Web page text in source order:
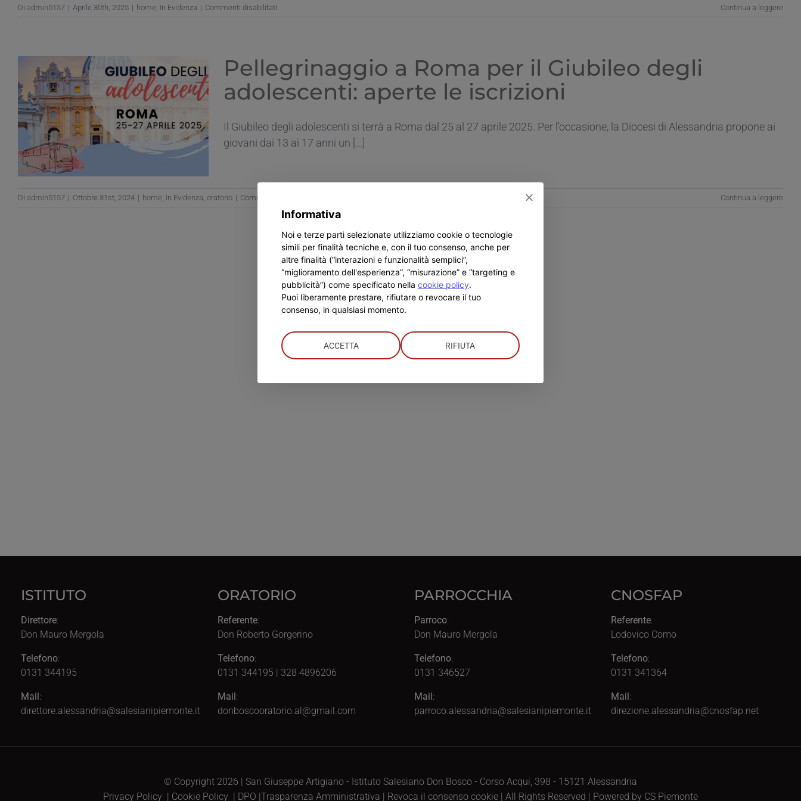
Di admin5157 | Aprile 30th, 2025 | home, In Evidenza | Commenti disabilitati
Roma:
commento
dei
Continua a leggere
Pellegrinaggio a Roma per il Giubileo degli
adolescenti: aperte le iscrizioni
Il Giubileo degli adolescenti si terrà a Roma dal 25 al 27 aprile 2025. Per l'occasione, la Diocesi di Alessandria propone ai
giovani dai 13 ai 17 anni un [...]
Di admin5157 | Ottobre 31st, 2024 | home, In Evidenza, oratorio | Commenti disabilitati
Pellegrinaggio
a
Roma
per
il
Giubileo
degli
adolescenti:
aperte
le
Continua a leggere
ISTITUTO
Direttore:
Don Mauro Mergola
Telefono:
0131 344195
Mail :
direttore.alessandria@salesianipiemonte.it
ORATORIO
Referente:
Don Roberto Gorgerino
Telefono:
0131 344195 | 328 4896206
Mail :
donboscooratorio.al@gmail.com
PARROCCHIA
Parroco:
Don Mauro Mergola
Telefono:
0131 346527
Mail :
parroco.alessandria@salesianipiemonte.it
CNOSFAP
Referente:
Lodovico Como
Telefono:
0131 341364
Mail :
direzione.alessandria@cnosfap.net
© Copyright 2026 | San Giuseppe Artigiano - Istituto Salesiano Don Bosco - Corso Acqui, 398 - 15121 Alessandria
Privacy Policy | Cookie Policy | DPO |Trasparenza Amministrativa | Revoca il consenso cookie | All Rights Reserved | Powered by CS Piemonte
Informativa
Noi e terze parti selezionate utilizziamo cookie o tecnologie
simili per finalità tecniche e, con il tuo consenso, anche per
altre finalità (“interazioni e funzionalità semplici”,
“miglioramento dell'esperienza”, “misurazione” e “targeting e
pubblicità”) come specificato nella cookie policy.
Puoi liberamente prestare, rifiutare o revocare il tuo
consenso, in qualsiasi momento.
ACCETTA RIFIUTA